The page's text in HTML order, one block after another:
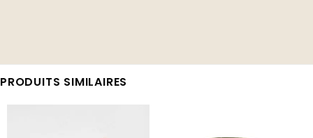
PRODUITS SIMILAIRES